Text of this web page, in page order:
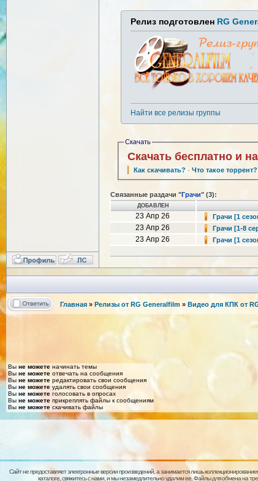
Релиз подготовлен RG
Найти все релизы группы
Скачать
Скачать бесплатно и
Как скачивать? ·Что такое торрент?
Связанные раздачи "Грачи" (3):
ДОБАВЛЕН
23 Апр 26 Грачи [1
23 Апр 26
Грачи [1-8
23 Апр 26
Грачи [1
Главная » Релизы от RG Generalfilm » Видео для КПК от
Вы не можете начинать темы
Вы не можете отвечать на сообщения
Вы не можете редактировать свои сообщения
Вы не можете удалять свои сообщения
Вы не можете голосовать в опросах
Вы не можете прикреплять файлы к сообщениям
Вы не можете скачивать файлы
Сайт не предоставляет электронные версии произведений, а занимается лишь
каталоге, свяжитесь с нами, и мы незамедлительно удалим ее. Файлы для обмена на